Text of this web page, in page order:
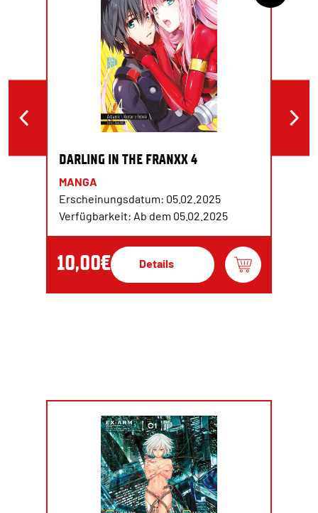
DARLING IN THE FRANXX 4
MANGA
Erscheinungsdatum: 05.02.2025
Verfügbarkeit: Ab dem 05.02.2025
10,00€ Details